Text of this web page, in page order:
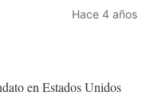
Hace 4 años
en Estados Unidos